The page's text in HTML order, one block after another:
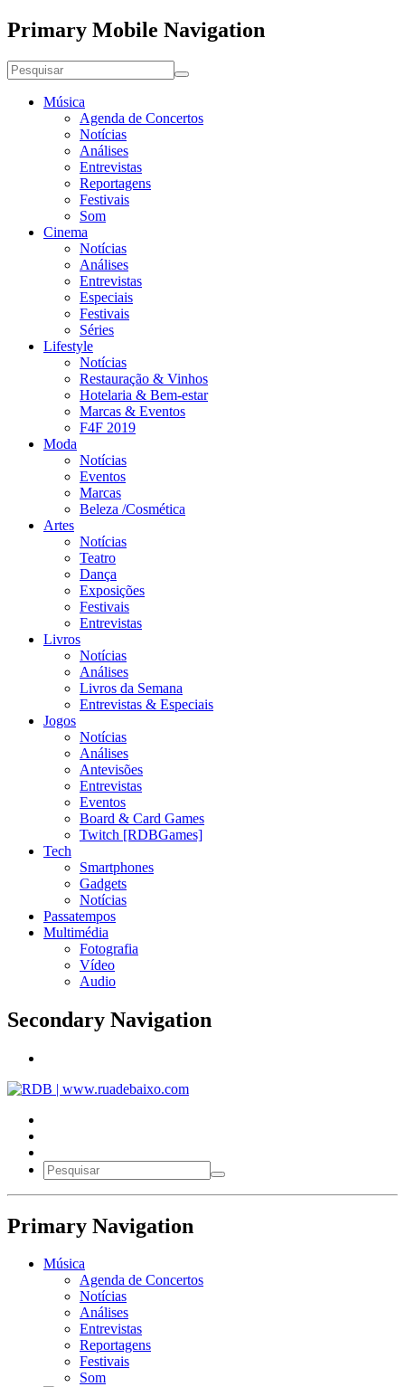
Primary Mobile Navigation
Música
Agenda de Concertos
Notícias
Análises
Entrevistas
Reportagens
Festivais
Som
Cinema
Notícias
Análises
Entrevistas
Especiais
Festivais
Séries
Lifestyle
Notícias
Restauração & Vinhos
Hotelaria & Bem-estar
Marcas & Eventos
F4F 2019
Moda
Notícias
Eventos
Marcas
Beleza /Cosmética
Artes
Notícias
Teatro
Dança
Exposições
Festivais
Entrevistas
Livros
Notícias
Análises
Livros da Semana
Entrevistas & Especiais
Jogos
Notícias
Análises
Antevisões
Entrevistas
Eventos
Board & Card Games
Twitch [RDBGames]
Tech
Smartphones
Gadgets
Notícias
Passatempos
Multimédia
Fotografia
Vídeo
Audio
Secondary Navigation
Primary Navigation
Música
Agenda de Concertos
Notícias
Análises
Entrevistas
Reportagens
Festivais
Som